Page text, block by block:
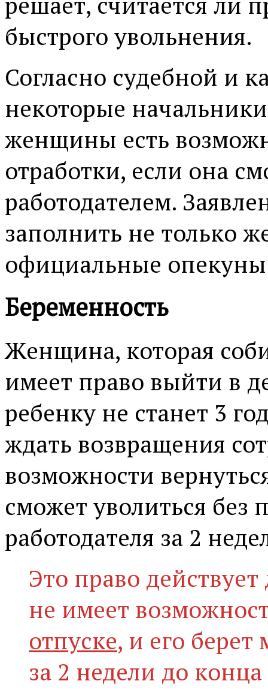
быстрого увольнения.
Согласно судебной и
некоторые
женщины есть
отработки, если она
работодателем.
заполнить не только
официальные
Беременность
Женщина, которая
имеет право выйти в
ребенку не станет 3
ждать возвращения
возможности
сможет уволиться без
работодателя за 2
Это право
не имеет
отпуске, и его
за 2 недели до